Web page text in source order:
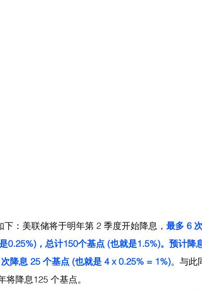
下：美联储将于明年第 2 季度开始降息，
最多 6
0.25%)，总计150个基点 (也就是1.5%)。预计降
降息 25 个基点 (也就是 4 x 0.25% = 1%)。与此
年将降息125 个基点。